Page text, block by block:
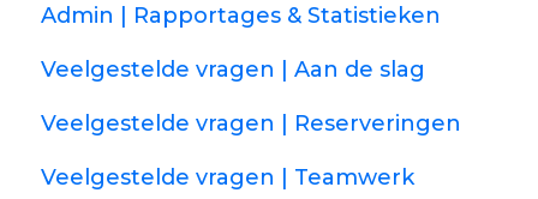
Admin | Rapportages & Statistieken
Veelgestelde vragen | Aan de slag
Veelgestelde vragen | Reserveringen
Veelgestelde vragen | Teamwerk